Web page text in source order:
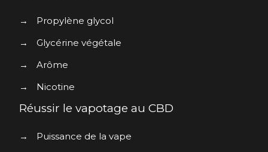
→
Propylène glycol
→
Glycérine végétale
→
Arôme
→
Nicotine
Réussir le vapotage au CBD
→
Puissance de la vape